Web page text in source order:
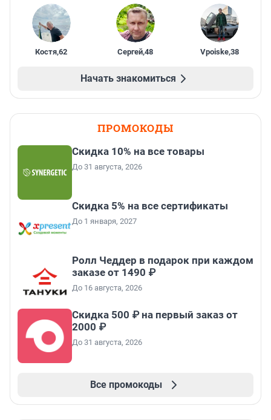
Костя,62 Сергей,48 Vpoiske,38
Начать знакомиться
ПРОМОКОДЫ
Скидка 10% на все товары
До 31 августа, 2026
Скидка 5% на все сертификаты
До 1 января, 2027
Ролл Чеддер в подарок при каждом
заказе от 1490 ₽
До 16 августа, 2026
Скидка 500 ₽ на первый заказ от
2000 ₽
До 31 августа, 2026
Все промокоды